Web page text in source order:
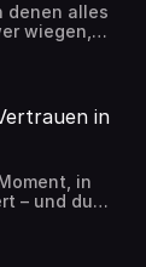
denen alles
wiegen,
Momenten
in
in
– und du
Vertrauen in